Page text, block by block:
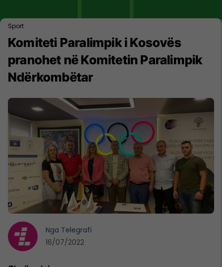
Sport
Komiteti Paralimpik i Kosovës
pranohet në Komitetin Paralimpik
Ndërkombëtar
Nga Telegrafi
16/07/2022